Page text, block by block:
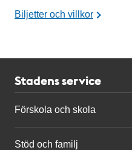
Biljetter och villkor
Stadens service
Förskola och skola
Stöd och familj